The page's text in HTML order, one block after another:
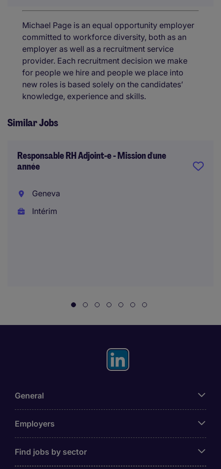
Michael Page is an equal opportunity employer
committed to workforce diversity, both as an
employer as well as a recruitment service
provider. Each recruitment decision we make
for people we hire and people we place into
new roles is based solely on the candidates’
knowledge, experience and skills.
Similar Jobs
Responsable RH Adjoint-e - Mission d'une
année
Geneva
Intérim
General
Employers
Find jobs by sector